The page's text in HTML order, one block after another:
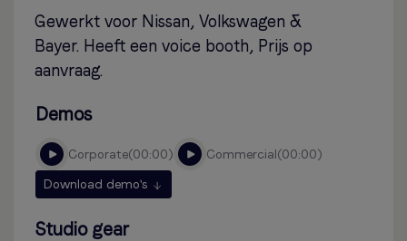
Gewerkt voor Nissan, Volkswagen &
Bayer. Heeft een voice booth, Prijs op
aanvraag.
Demos
corporate 00:00 commercial 00:00
Download demo's
Studio gear